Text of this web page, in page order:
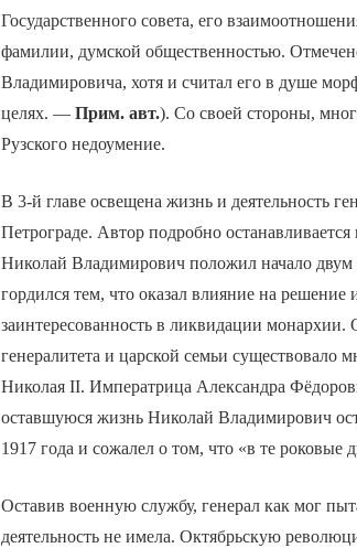
Государственного совета, его
фамилии, думской общественностью.
Владимировича, хотя и считал его в душе
целях. —Прим. авт.). Со своей стороны,
Рузского недоумение.
В 3-й главе освещена жизнь и деятельность
Петрограде. Автор подробно
Николай Владимирович положил начало
гордился тем, что оказал влияние на
заинтересованность в ликвидации
генералитета и царской семьи существовало
Николая II. Императрица Александра
оставшуюся жизнь Николай Владимирович
1917 года и сожалел о том, что «в те
Оставив военную службу, генерал как мог
деятельность не имела. Октябрьскую